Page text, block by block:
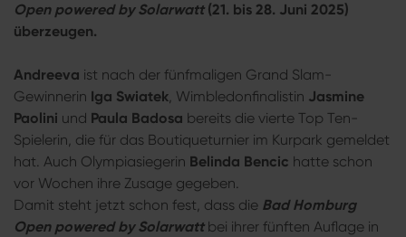
Open powered by Solarwatt(21. bis 28. Juni 2025)
überzeugen.
Andreeva ist nach der fünfmaligen Grand Slam-
Gewinnerin Iga Swiatek, Wimbledonfinalistin Jasmine
Paolini und Paula Badosa bereits die vierte Top Ten-
Spielerin, die für das Boutiqueturnier im Kurpark gemeldet
hat. Auch Olympiasiegerin Belinda Bencic hatte schon
vor Wochen ihre Zusage gegeben.
Damit steht jetzt schon fest, dass die Bad Homburg
Open powered by Solarwattbei ihrer fünften Auflage in